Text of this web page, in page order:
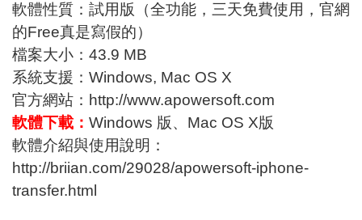
軟體性質：試用版（全功能，三天免費使用，官網
的Free真是寫假的）
檔案大小：43.9 MB
系統支援：Windows, Mac OS X
官方網站： http://www.apowersoft.com
軟體下載： Windows 版、 Mac OS X版
軟體介紹與使用說明：
http://briian.com/29028/apowersoft-iphone-
transfer.html